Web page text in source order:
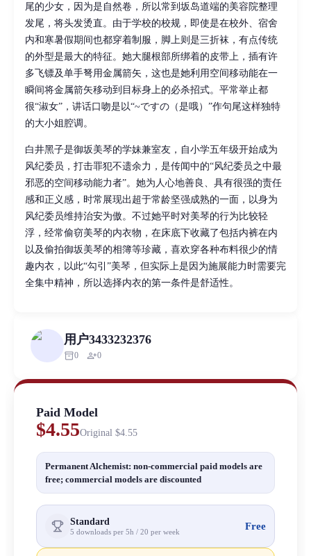
尾的少女，因为是自然卷，所以常到坂岛道端的美容院整理
发尾，将头发烫直。由于学校的校规，即使是在校外、宿舍
内和寒暑假期间也都穿着制服，脚上则是三折袜，有点传统
的外型是最大的特征。她大腿根部所绑着的皮带上，插有许
多飞镖及单手弩用金属箭矢，这也是她利用空间移动能在一
瞬间将金属箭矢移动到目标身上的必杀招式。平常举止都
很“淑女”，讲话口吻是以“~ですの（是哦）”作句尾这样独特
的大小姐腔调。
白井黑子是御坂美琴的学妹兼室友，自小学五年级开始成为
风纪委员，打击罪犯不遗余力，是传闻中的“风纪委员之中最
邪恶的空间移动能力者”。她为人心地善良、具有很强的责任
感和正义感，时常展现出超于常龄坚强成熟的一面，以身为
风纪委员维持治安为傲。不过她平时对美琴的行为比较轻
浮，经常偷窃美琴的内衣物，在床底下收藏了包括内裤在内
以及偷拍御坂美琴的相簿等珍藏，喜欢穿各种布料很少的情
趣内衣，以此“勾引”美琴，但实际上是因为施展能力时需要完
全集中精神，所以选择内衣的第一条件是舒适性。
用户3433232376
inventory_20 person_add0
Paid Model
$4.55Original $4.55
Permanent Alchemist: non-commercial paid models are
free; commercial models are discounted
Standard
5 downloads per 5h / 20 per week Free